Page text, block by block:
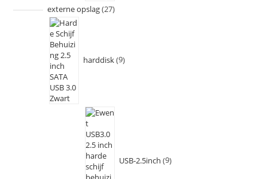
externe opslag 27
harddisk 9
USB-2.5inch 9